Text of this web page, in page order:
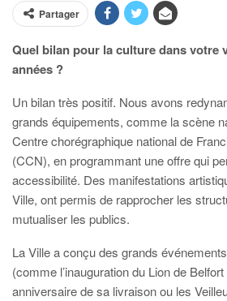
Partager
Quel bilan pour la culture dans votre
années ?
Un bilan très positif. Nous avons
grands équipements, comme la scène
Centre chorégraphique national de
(CCN), en programmant une offre qui
accessibilité. Des manifestations
Ville, ont permis de rapprocher les
mutualiser les publics.
La Ville a conçu des grands
(comme l’inauguration du Lion de
anniversaire de sa livraison ou les